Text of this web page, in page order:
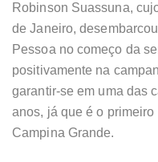
Robinson Suassuna,
de Janeiro,
Pessoa no começo da
positivamente na
garantir-se em uma das
anos, já que é o
Campina Grande.